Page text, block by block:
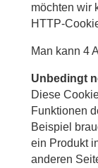
möchten wir
HTTP-
Man kann 4
Unbedingt
Diese
Funktionen
Beispiel
ein Produkt
anderen